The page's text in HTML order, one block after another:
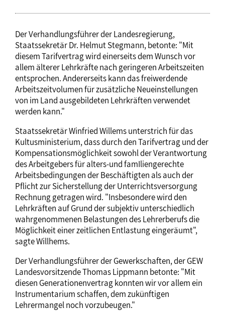
Der Verhandlungsführer der Landesregierung,
Staatssekretär Dr. Helmut Stegmann, betonte: "Mit
diesem Tarifvertrag wird einerseits dem Wunsch vor
allem älterer Lehrkräfte nach geringeren Arbeitszeiten
entsprochen. Andererseits kann das freiwerdende
Arbeitszeitvolumen für zusätzliche NeueinsteIlungen
von im Land ausgebildeten Lehrkräften verwendet
werden kann."
Staatssekretär Winfried Willems unterstrich für das
Kultusministerium, dass durch den Tarifvertrag und der
Kompensationsmöglichkeit sowohl der Verantwortung
des Arbeitgebers für alters-und famIliengerechte
Arbeitsbedingungen der Beschäftigten als auch der
Pflicht zur Sicherstellung der Unterrichtsversorgung
Rechnung getragen wird. "Insbesondere wird den
Lehrkräften auf Grund der subjektiv unterschiedlich
wahrgenommenen Belastungen des Lehrerberufs die
Möglichkeit einer zeitlichen Entlastung eingeräumt",
sagte Willhems.
Der Verhandlungsführer der Gewerkschaften, der GEW
Landesvorsitzende Thomas Lippmann betonte: "Mit
diesen Generationenvertrag konnten wir vor allem ein
Instrumentarium schaffen, dem zukünftigen
Lehrermangel noch vorzubeugen."